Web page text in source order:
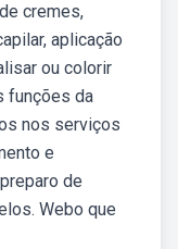
cremes,
aplicação
ou colorir
funções da
nos serviços
e
de
Webo que